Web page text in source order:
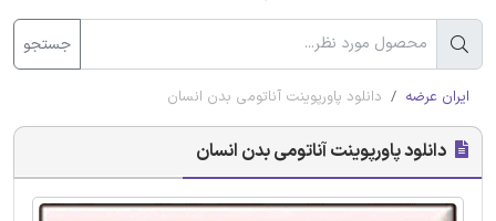
جستجو
ایران عرضه دانلود پاورپوینت آناتومی بدن انسان
دانلود پاورپوینت آناتومی بدن انسان